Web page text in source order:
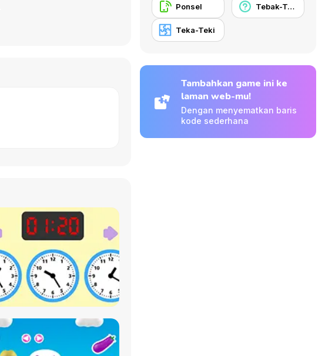
Ponsel Tebak-Tebakan
Teka-Teki
Tambahkan game ini ke
laman web-mu!
Dengan menyematkan baris
kode sederhana